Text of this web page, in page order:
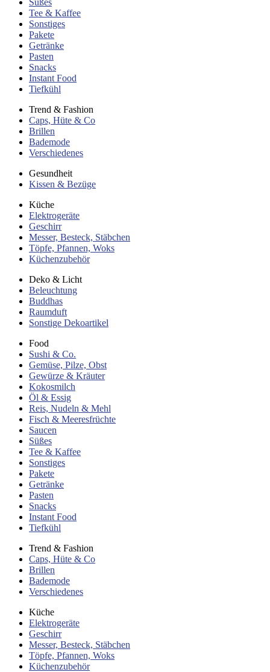
Süßes
Tee & Kaffee
Sonstiges
Pakete
Getränke
Pasten
Snacks
Instant Food
Tiefkühl
Trend & Fashion
Caps, Hüte & Co
Brillen
Bademode
Verschiedenes
Gesundheit
Kissen & Bezüge
Küche
Elektrogeräte
Geschirr
Messer, Besteck, Stäbchen
Töpfe, Pfannen, Woks
Küchenzubehör
Deko & Licht
Beleuchtung
Buddhas
Raumduft
Sonstige Dekoartikel
Food
Sushi & Co.
Gemüse, Pilze, Obst
Gewürze & Kräuter
Kokosmilch
Öl & Essig
Reis, Nudeln & Mehl
Fisch & Meeresfrüchte
Saucen
Süßes
Tee & Kaffee
Sonstiges
Pakete
Getränke
Pasten
Snacks
Instant Food
Tiefkühl
Trend & Fashion
Caps, Hüte & Co
Brillen
Bademode
Verschiedenes
Küche
Elektrogeräte
Geschirr
Messer, Besteck, Stäbchen
Töpfe, Pfannen, Woks
Küchenzubehör